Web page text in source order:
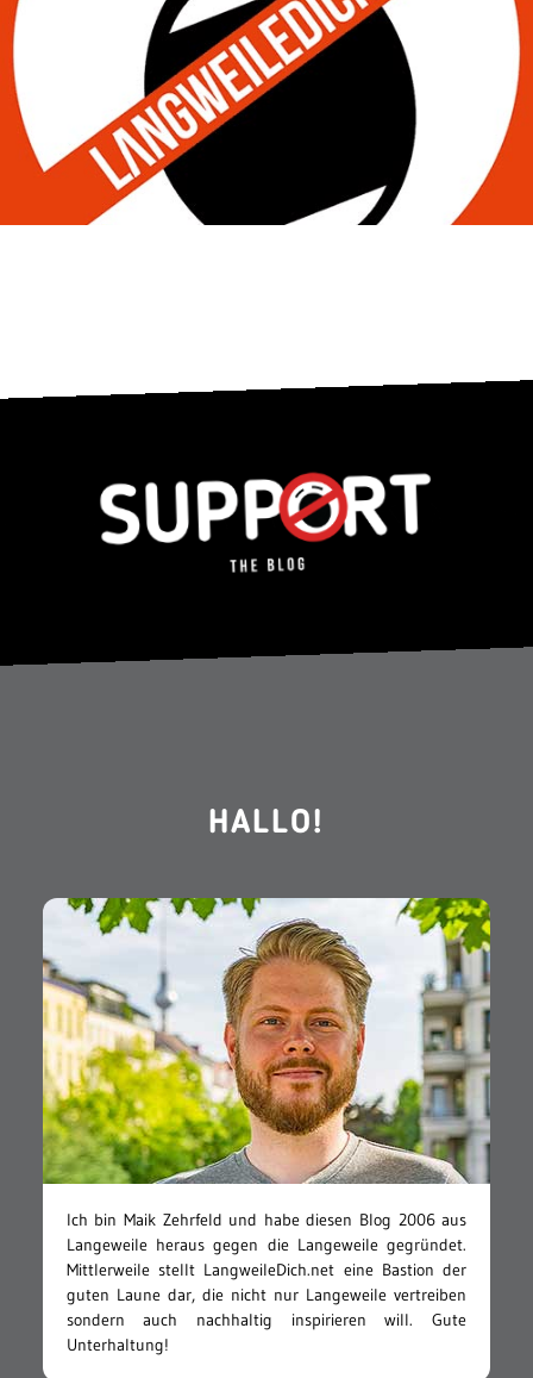
HALLO!
Ich bin Maik Zehrfeld und habe diesen Blog 2006 aus
Langeweile heraus gegen die Langeweile gegründet.
Mittlerweile stellt LangweileDich.net eine Bastion der
guten Laune dar, die nicht nur Langeweile vertreiben
sondern auch nachhaltig inspirieren will. Gute
Unterhaltung!